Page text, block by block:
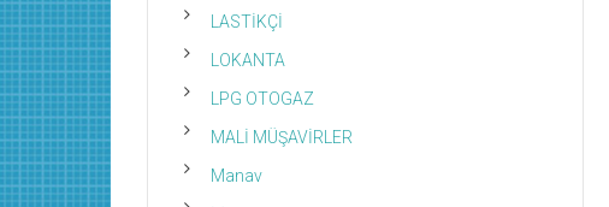
LASTİKÇİ
LOKANTA
LPG OTOGAZ
MALİ MÜŞAVİRLER
Manav